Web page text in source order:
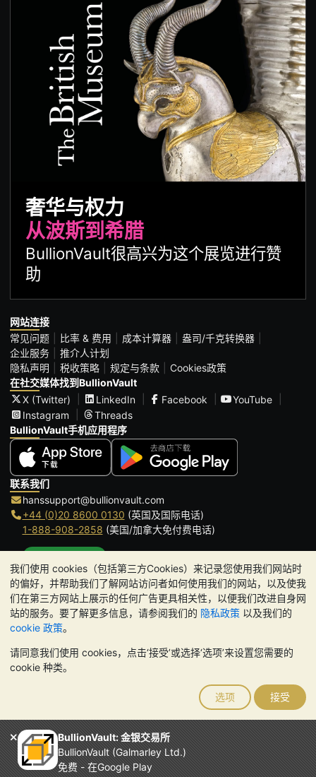
我们使用 cookies（包括第三方Cookies）来记录您使用我们网站时
的偏好，并帮助我们了解网站访问者如何使用我们的网站，以及使我
们在第三方网站上展示的任何广告更具相关性，以便我们改进自身网
站的服务。要了解更多信息，请参阅我们的 隐私政策 以及我们的
cookie 政策。
请同意我们使用 cookies，点击‘接受’或选择‘选项’来设置您需要的
cookie 种类。
选项 接受
BullionVault: 金银交易所
BullionVault (Galmarley Ltd.)
免费 - 在Google Play
奢华与权力
从波斯到希腊
BullionVault很高兴为这个展览进行赞
助
网站连接
常见问题
比率 & 费用 成本计算器
盎司/千克转换器
企业服务
推介人计划
隐私声明
税收策略 规定与条款
Cookies政策
在社交媒体找到BullionVault
X (Twitter)
LinkedIn Facebook
YouTube
Instagram
Threads
BullionVault手机应用程序
联系我们
hanssupport@bullionvault.com
+44 (0)20 8600 0130 (英国及国际电话)
1-888-908-2858 (美国/加拿大免付费电话)
办公时间:
9am to 8:30pm (英国时间), 周一至周五
Galmarley Ltd T/A BullionVault
3 Shortlands (7th Floor)
London
W6 8DA
贵金属的价值可能下跌也可能上涨。历史趋势不能保证未来
的价格走势。BullionVault 网站及其任何通讯中的任何内容均不构成
投资建议。您应该考虑寻求专业建议，以确定投资并持有金条是否适
合您。
Galmarley Ltd，以 BullionVault 名义开展业务，在英格兰和威尔士
注册，注册号为 4943684